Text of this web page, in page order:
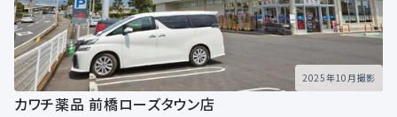
2025年10月撮影
カワチ薬品 前橋ローズタウン店